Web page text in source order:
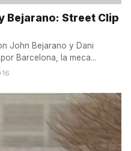
Bejarano: Street Clip
John Bejarano y Dani
Barcelona, la meca...